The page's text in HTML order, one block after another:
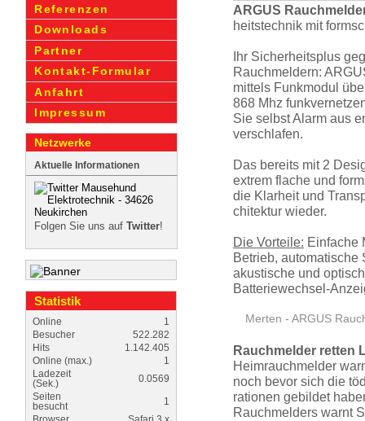
ARGUS
heits­technik mit
Ihr Sicher­heitsplus
Rauchmeldern:
mittels Funkmodul
868 Mhz
Sie selbst Alarm aus
verschlafen.
Das bereits mit 2
extrem flache und
die Klarheit und
chitektur wieder.
Die Vorteile: Einfache
Betrieb, automatische
akustische und
Batteriewechsel-
Merten - ARGUS
Rauchmelder retten
Heimrauch­melder
noch bevor sich die
rationen gebildet
Rauchmelders warnt
Referenzen
Downloads
Partner
Kontakt-Formular
Anfahrt
Impressum
Netzwerke
Aktuelle Informationen
Folgen Sie uns auf Twitter!
Statistik
Online
1
Besucher
522.282
Hits
1.142.405
Online (max.)
1
Ladezeit
(Sek.)
0.0569
Seiten
besucht
1